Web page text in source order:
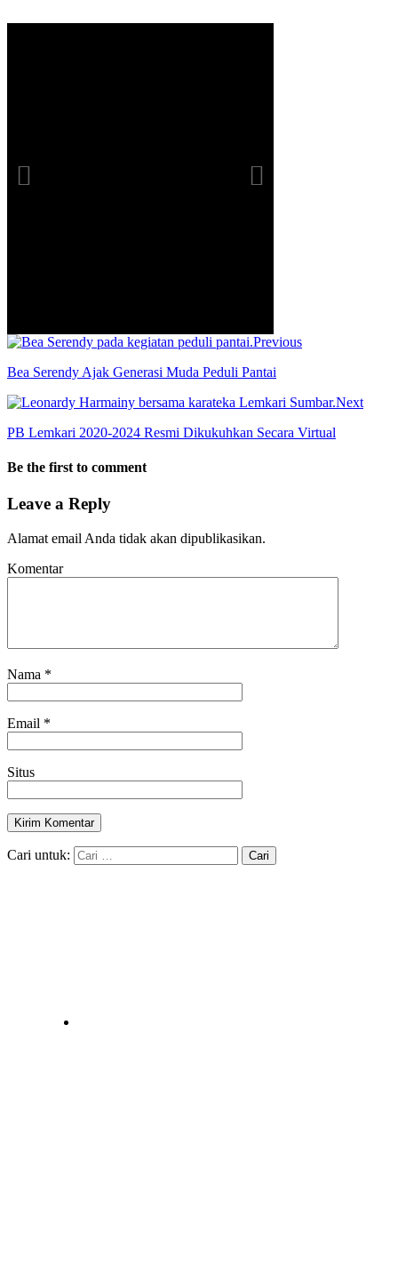
Previous
Bea Serendy Ajak Generasi Muda Peduli Pantai
Next
PB Lemkari 2020-2024 Resmi Dikukuhkan Secara Virtual
Be the first to comment
Leave a Reply
Alamat email Anda tidak akan dipublikasikan.
Komentar
Nama *
Email *
Situs
Cari untuk: